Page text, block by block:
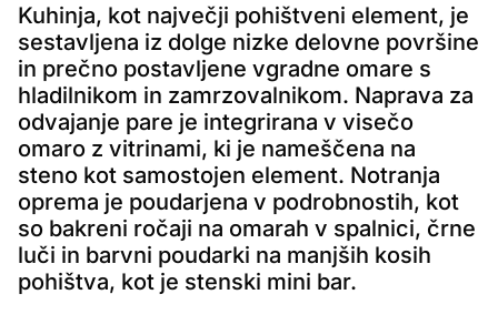
Kuhinja, kot največji pohištveni element, je
sestavljena iz dolge nizke delovne površine
in prečno postavljene vgradne omare s
hladilnikom in zamrzovalnikom. Naprava za
odvajanje pare je integrirana v visečo
omaro z vitrinami, ki je nameščena na
steno kot samostojen element. Notranja
oprema je poudarjena v podrobnostih, kot
so bakreni ročaji na omarah v spalnici, črne
luči in barvni poudarki na manjših kosih
pohištva, kot je stenski mini bar.